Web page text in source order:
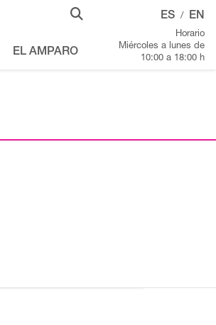
EL AMPARO
ES / EN
Horario
Miércoles a lunes de
10:00 a 18:00 h